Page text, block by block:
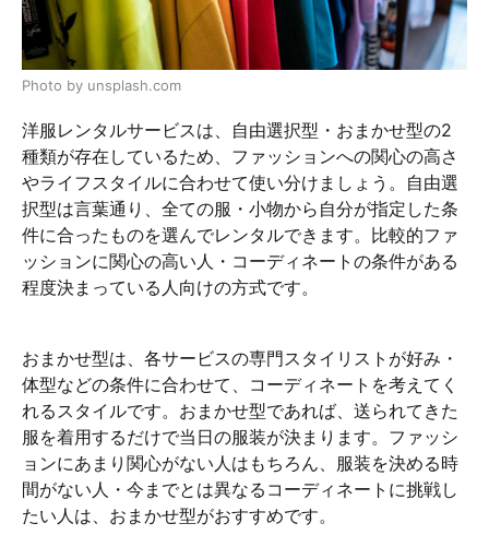
Photo by unsplash.com
洋服レンタルサービスは、自由選択型・おまかせ型の2
種類が存在しているため、ファッションへの関心の高さ
やライフスタイルに合わせて使い分けましょう。自由選
択型は言葉通り、全ての服・小物から自分が指定した条
件に合ったものを選んでレンタルできます。比較的ファ
ッションに関心の高い人・コーディネートの条件がある
程度決まっている人向けの方式です。
おまかせ型は、各サービスの専門スタイリストが好み・
体型などの条件に合わせて、コーディネートを考えてく
れるスタイルです。おまかせ型であれば、送られてきた
服を着用するだけで当日の服装が決まります。ファッシ
ョンにあまり関心がない人はもちろん、服装を決める時
間がない人・今までとは異なるコーディネートに挑戦し
たい人は、おまかせ型がおすすめです。